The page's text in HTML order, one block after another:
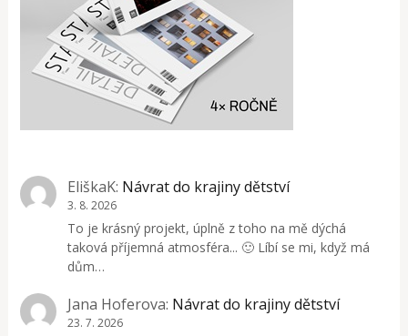
EliškaK: Návrat do krajiny dětství
3. 8. 2026
To je krásný projekt, úplně z toho na mě dýchá
taková příjemná atmosféra... 🙂 Líbí se mi, když má
dům…
Jana Hoferova: Návrat do krajiny dětství
23. 7. 2026